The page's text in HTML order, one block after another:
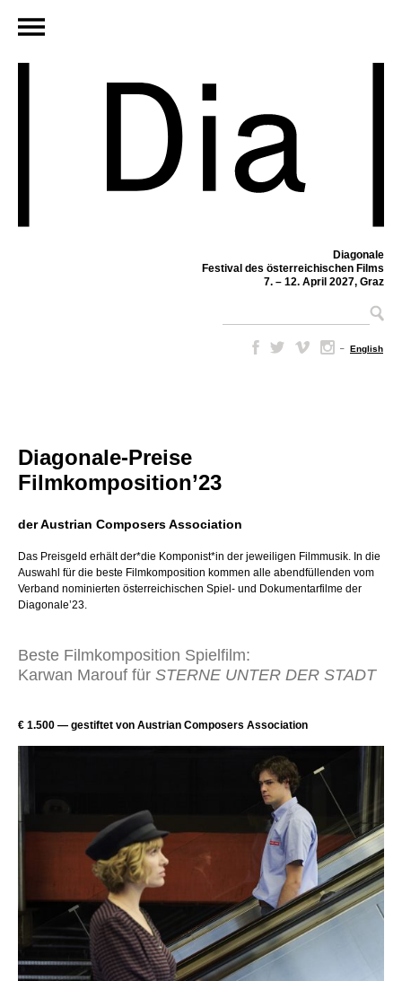
Diagonale
Festival des österreichischen Films
7. – 12. April 2027, Graz
– English
Diagonale-Preise
Filmkomposition’23
der Austrian Composers Association
Das Preisgeld erhält der*die Komponist*in der jeweiligen Filmmusik. In die
Auswahl für die beste Filmkomposition kommen alle abendfüllenden vom
Verband nominierten österreichischen Spiel- und Dokumentarfilme der
Diagonale’23.
Beste Filmkomposition Spielfilm:
Karwan Marouf für STERNE UNTER DER STADT
€ 1.500 — gestiftet von Austrian Composers Association